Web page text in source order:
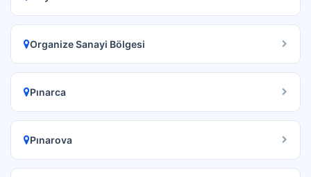
Organize Sanayi Bölgesi
Pınarca
Pınarova